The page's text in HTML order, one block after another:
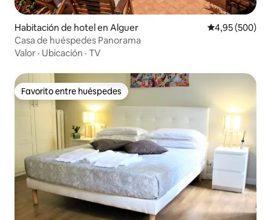
Habitación de hotel en Alguer Calificación
4,95 (500)
Casa de huéspedes Panorama
Valor · Ubicación · TV
Favorito entre huéspedes
Favorito entre huéspedes